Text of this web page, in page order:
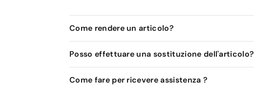
Come rendere un articolo?
Posso effettuare una sostituzione dell'articolo?
Come fare per ricevere assistenza ?